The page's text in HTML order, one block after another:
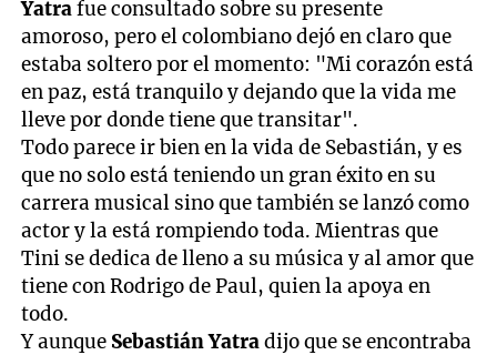
Yatrafue consultado sobre su presente
amoroso, pero el colombiano dejó en claro que
estaba soltero por el momento: "Mi corazón está
en paz, está tranquilo y dejando que la vida me
lleve por donde tiene que transitar".
Todo parece ir bien en la vida de Sebastián, y es
que no solo está teniendo un gran éxito en su
carrera musical sino que también se lanzó como
actor y la está rompiendo toda. Mientras que
Tini se dedica de lleno a su música y al amor que
tiene con Rodrigo de Paul, quien la apoya en
todo.
Y aunque Sebastián Yatradijo que se encontraba